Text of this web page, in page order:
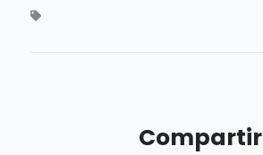
Compartir